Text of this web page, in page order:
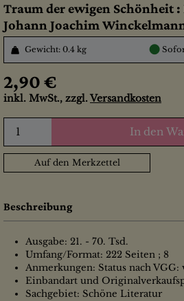
Traum der ewigen Schönheit :
Johann Joachim
Gewicht: 0.4 kg ●
2,90 €
inkl. MwSt., zzgl. Versandkosten
In den
Auf den Merkzettel
Beschreibung
Ausgabe: 21. - 70. Tsd.
Umfang/Format: 222 Seiten ; 8
Anmerkungen: Status nach
Einbandart und
Sachgebiet: Schöne Literatur